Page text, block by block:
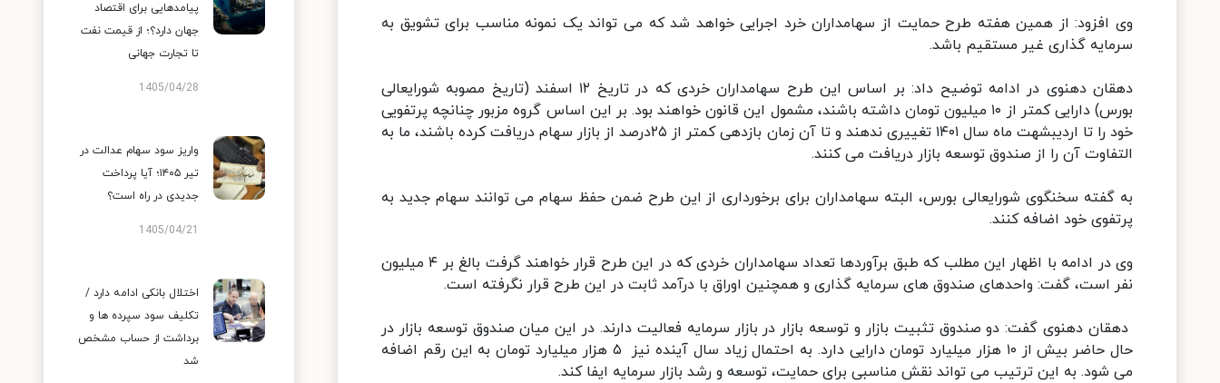
وی افزود: از همین هفته طرح حمایت از سهامداران خرد اجرایی خواهد شد که می تواند یک نمونه مناسب برای تشویق به
سرمایه گذاری غیر مستقیم باشد.
دهقان دهنوی در ادامه توضیح داد: بر اساس این طرح سهامداران خردی که در تاریخ ۱۲ اسفند (تاریخ مصوبه شورایعالی
بورس) دارایی کمتر از ۱۰ میلیون تومان داشته باشند، مشمول این قانون خواهند بود. بر این اساس گروه مزبور چنانچه پرتفویی
خود را تا اردیبشهت ماه سال ۱۴۰۱ تغییری ندهند و تا آن زمان بازدهی کمتر از ۲۵درصد از بازار سهام دریافت کرده باشند، ما به
التفاوت آن را از صندوق توسعه بازار دریافت می کنند.
به گفته سخنگوی شورایعالی بورس، البته سهامداران برای برخورداری از این طرح ضمن حفظ سهام می توانند سهام جدید به
پرتفوی خود اضافه کنند.
وی در ادامه با اظهار این مطلب که طبق برآوردها تعداد سهامداران خردی که در این طرح قرار خواهند گرفت بالغ بر ۴ میلیون
نفر است، گفت: واحدهای صندوق های سرمایه گذاری و همچنین اوراق با درآمد ثابت در این طرح قرار نگرفته است.
دهقان دهنوی گفت: دو صندوق تثبیت بازار و توسعه بازار در بازار سرمایه فعالیت دارند. در این میان صندوق توسعه‬ بازار در
حال حاضر بیش از ۱۰ هزار میلیارد تومان دارایی دارد. به احتمال زیاد سال آینده نیز ۵ هزار میلیارد تومان به این رقم اضافه
می شود. به این ترتیب می تواند نقش مناسبی برای حمایت، توسعه و رشد بازار سرمایه ایفا کند.
پیامدهایی برای اقتصاد
جهان دارد؟؛ از قیمت نفت
تا تجارت جهانی
1405/04/28
واریز سود سهام عدالت در
تیر ۱۴۰۵؛ آیا پرداخت
جدیدی در راه است؟
1405/04/21
اختلال بانکی ادامه دارد /
تکلیف سود سپرده ها و
برداشت از حساب مشخص
شد